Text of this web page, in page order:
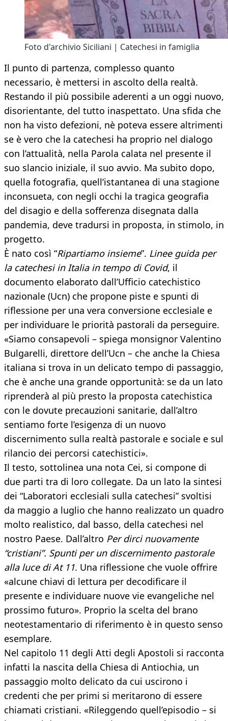
Foto d'archivio Siciliani | Catechesi in famiglia
Il punto di partenza, complesso quanto
necessario, è mettersi in ascolto della realtà.
Restando il più possibile aderenti a un oggi nuovo,
disorientante, del tutto inaspettato. Una sfida che
non ha visto defezioni, nè poteva essere altrimenti
se è vero che la catechesi ha proprio nel dialogo
con l’attualità, nella Parola calata nel presente il
suo slancio iniziale, il suo avvio. Ma subito dopo,
quella fotografia, quell’istantanea di una stagione
inconsueta, con negli occhi la tragica geografia
del disagio e della sofferenza disegnata dalla
pandemia, deve tradursi in proposta, in stimolo, in
progetto.
È nato così “Ripartiamo insieme”. Linee guida per
la catechesi in Italia in tempo di Covid, il
documento elaborato dall’Ufficio catechistico
nazionale (Ucn) che propone piste e spunti di
riflessione per una vera conversione ecclesiale e
per individuare le priorità pastorali da perseguire.
«Siamo consapevoli – spiega monsignor Valentino
Bulgarelli, direttore dell’Ucn – che anche la Chiesa
italiana si trova in un delicato tempo di passaggio,
che è anche una grande opportunità: se da un lato
riprenderà al più presto la proposta catechistica
con le dovute precauzioni sanitarie, dall’altro
sentiamo forte l’esigenza di un nuovo
discernimento sulla realtà pastorale e sociale e sul
rilancio dei percorsi catechistici».
Il testo, sottolinea una nota Cei, si compone di
due parti tra di loro collegate. Da un lato la sintesi
dei “Laboratori ecclesiali sulla catechesi” svoltisi
da maggio a luglio che hanno realizzato un quadro
molto realistico, dal basso, della catechesi nel
nostro Paese. Dall’altro Per dirci nuovamente
“cristiani”. Spunti per un discernimento pastorale
alla luce di At 11. Una riflessione che vuole offrire
«alcune chiavi di lettura per decodificare il
presente e individuare nuove vie evangeliche nel
prossimo futuro». Proprio la scelta del brano
neotestamentario di riferimento è in questo senso
esemplare.
Nel capitolo 11 degli Atti degli Apostoli si racconta
infatti la nascita della Chiesa di Antiochia, un
passaggio molto delicato da cui uscirono i
credenti che per primi si meritarono di essere
chiamati cristiani. «Rileggendo quell’episodio – si